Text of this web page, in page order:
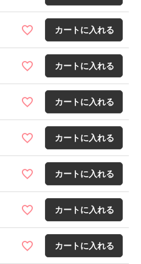
カートに入れる
カートに入れる
カートに入れる
カートに入れる
カートに入れる
カートに入れる
カートに入れる